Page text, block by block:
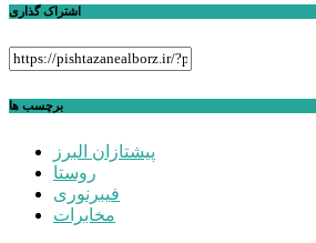
اشتراک گذاری
برچسب ها
پیشتازان البرز
روستا
فیبرنوری
مخابرات